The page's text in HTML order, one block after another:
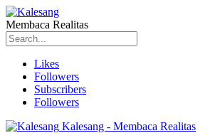
Membaca Realitas
Likes
Followers
Subscribers
Followers
Kalesang - Membaca Realitas